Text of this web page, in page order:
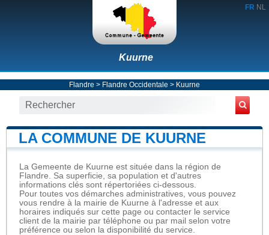
FR NL
Kuurne
Flandre > Flandre Occidentale > Kuurne
LA COMMUNE DE KUURNE
La Gemeente de Kuurne est située dans la région de
Flandre. Sa superficie, sa population et d'autres
informations clés sont répertoriées ci-dessous.
Pour toutes vos démarches administratives, vous pouvez
vous rendre à la mairie de Kuurne à l'adresse et aux
horaires indiqués sur cette page ou contacter le service
client de la mairie par téléphone ou par mail selon votre
préférence ou selon la disponibilité du service.